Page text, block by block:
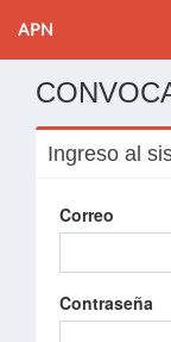
APN
Ingreso al
Correo
Contraseña